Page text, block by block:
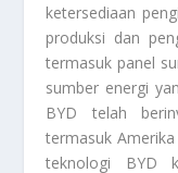
ketersediaan
produksi dan
termasuk panel
sumber energi
BYD telah
termasuk
teknologi BYD